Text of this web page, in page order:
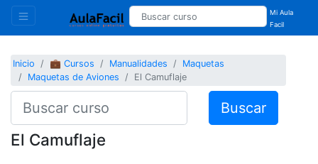
Mi Aula
Facil
Inicio 💼 Cursos Manualidades
Maquetas
Maquetas de Aviones
El Camuflaje
Buscar
El Camuflaje